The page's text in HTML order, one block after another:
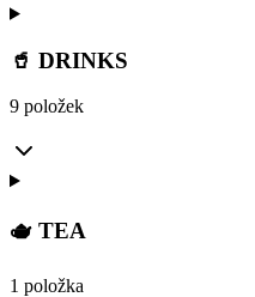
🥤 DRINKS
9 položek
🫖 TEA
1 položka